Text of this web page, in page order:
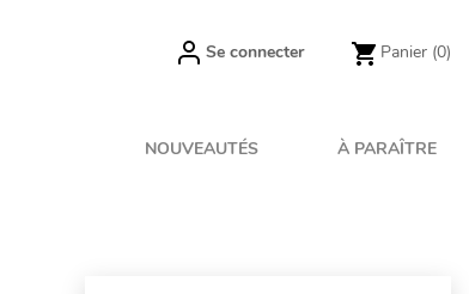
Se connecter Panier (0)
NOUVEAUTÉS À PARAÎTRE